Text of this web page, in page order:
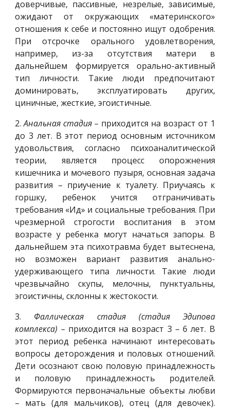
доверчивые, пассивные, незрелые, зависимые,
ожидают от окружающих «материнского»
отношения к себе и постоянно ищут одобрения.
При отсрочке орального удовлетворения,
например, из-за отсутствия матери в
дальнейшем формируется орально-активный
тип личности. Такие люди предпочитают
доминировать, эксплуатировать других,
циничные, жесткие, эгоистичные.
2.Анальная стадия – приходится на возраст от 1
до 3 лет. В этот период основным источником
удовольствия, согласно психоаналитической
теории, является процесс опорожнения
кишечника и мочевого пузыря, основная задача
развития – приучение к туалету. Приучаясь к
горшку, ребенок учится отграничивать
требования «Ид» и социальные требования. При
чрезмерной строгости воспитания в этом
возрасте у ребенка могут начаться запоры. В
дальнейшем эта психотравма будет вытеснена,
но возможен вариант развития анально-
удерживающего типа личности. Такие люди
чрезвычайно скупы, мелочны, пунктуальны,
эгоистичны, склонны к жестокости.
3. Фаллическая стадия (стадия Эдипова
комплекса) – приходится на возраст 3 – 6 лет. В
этот период ребенка начинают интересовать
вопросы деторождения и половых отношений.
Дети осознают свою половую принадлежность
и половую принадлежность родителей.
Формируются первоначальные объекты любви
– мать (для мальчиков), отец (для девочек).